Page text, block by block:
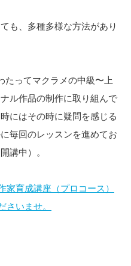
も、多種多様な方法があり
たってマクラメの中級〜上
ル作品の制作に取り組んで
にはその時に疑問を感じる
毎回のレッスンを進めてお
講中）。
育成講座（プロコース）
さいませ。